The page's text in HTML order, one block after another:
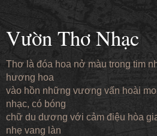
Vườn Thơ Nhạc
Thơ là đóa hoa nở màu trong tim
hương hoa
vào hồn những vương vấn hoài
nhạc, có bóng
chữ du dương với cảm điệu hòa
nhẹ vang làn